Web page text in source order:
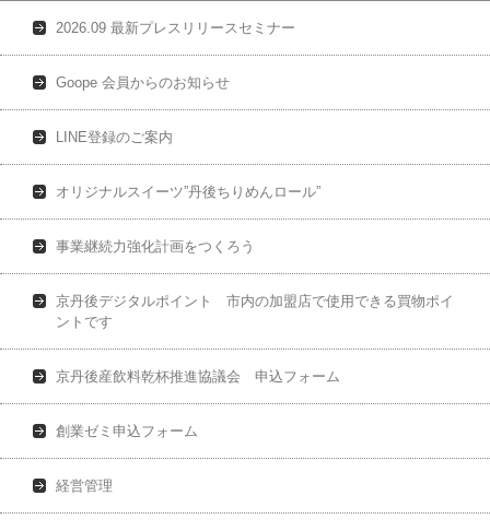
2026.09 最新プレスリリースセミナー
Goope 会員からのお知らせ
LINE登録のご案内
オリジナルスイーツ”丹後ちりめんロール”
事業継続力強化計画をつくろう
京丹後デジタルポイント 市内の加盟店で使用できる買物ポイ
ントです
京丹後産飲料乾杯推進協議会 申込フォーム
創業ゼミ申込フォーム
経営管理